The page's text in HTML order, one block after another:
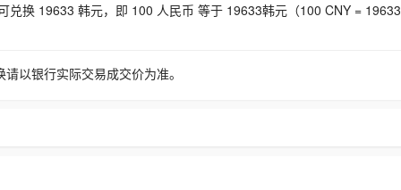
兑换 19633 韩元，即 100 人民币 等于 19633韩元（100 CNY = 19633
以银行实际交易成交价为准。